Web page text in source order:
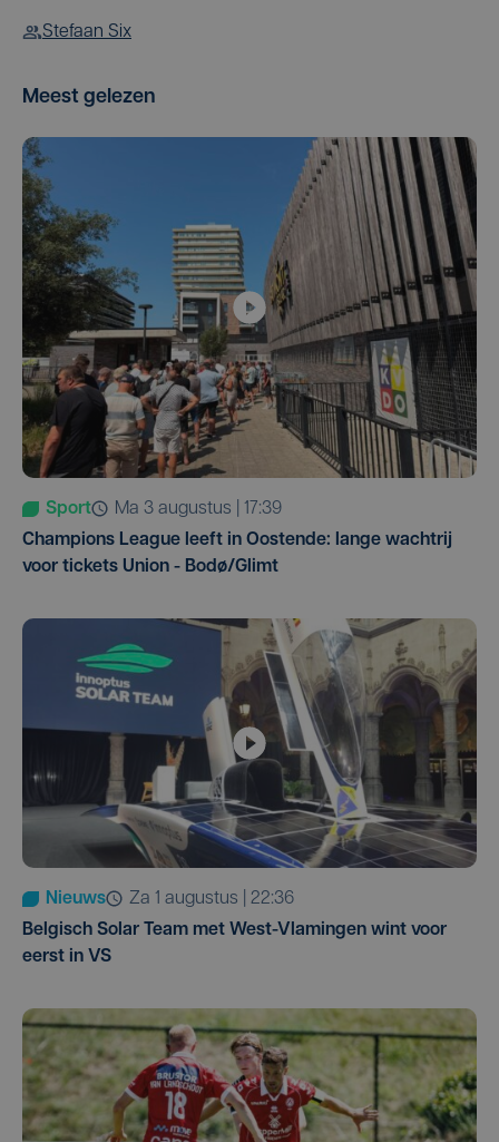
Stefaan Six
Meest gelezen
Sport
ma 3 augustus | 17:39
Champions League leeft in Oostende: lange wachtrij
voor tickets Union - Bodø/Glimt
Nieuws
za 1 augustus | 22:36
Belgisch Solar Team met West-Vlamingen wint voor
eerst in VS